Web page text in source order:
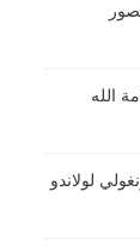
الله
لولاندو